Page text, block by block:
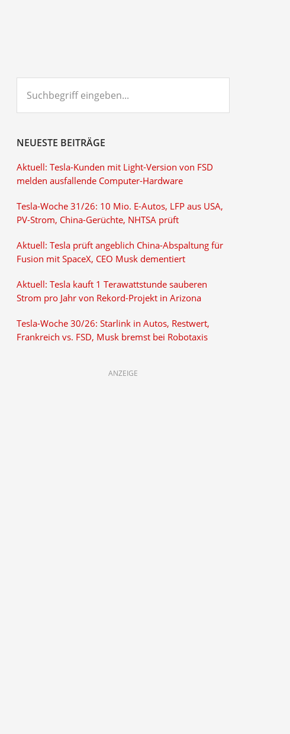
eingeben...
NEUESTE BEITRÄGE
Aktuell: Tesla-Kunden mit Light-Version von FSD
melden ausfallende Computer-Hardware
Tesla-Woche 31/26: 10 Mio. E-Autos, LFP aus USA,
PV-Strom, China-Gerüchte, NHTSA prüft
Aktuell: Tesla prüft angeblich China-Abspaltung für
Fusion mit SpaceX, CEO Musk dementiert
Aktuell: Tesla kauft 1 Terawattstunde sauberen
Strom pro Jahr von Rekord-Projekt in Arizona
Tesla-Woche 30/26: Starlink in Autos, Restwert,
Frankreich vs. FSD, Musk bremst bei Robotaxis
ANZEIGE